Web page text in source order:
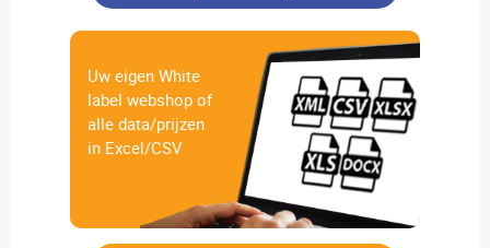
Uw eigen White
label webshop of
alle data/prijzen
in Excel/CSV